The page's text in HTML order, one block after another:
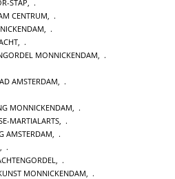
STAP
CENTRUM
MONNICKENDAM
AMSTERDAM
MONNICKENDAM,
MARTIALARTS,
AMSTERDAM,
,
,
MONNICKENDAM,